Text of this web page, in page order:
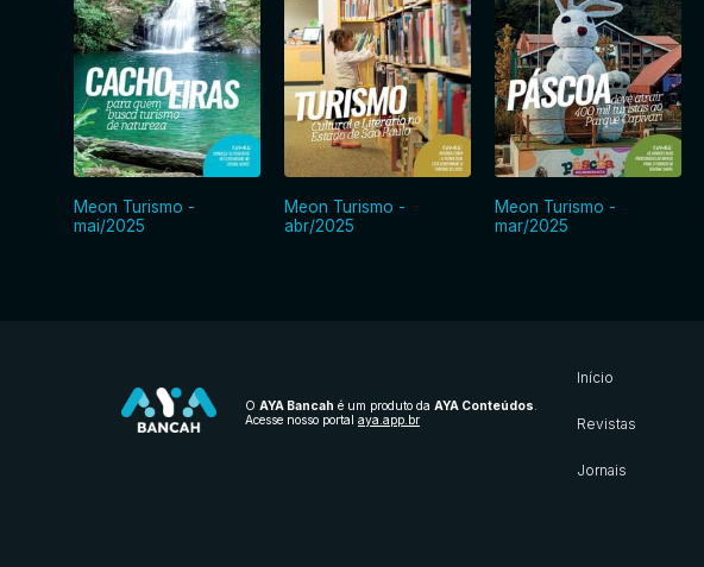
Meon Turismo -
mai/2025
Meon Turismo -
abr/2025
Meon Turismo -
mar/2025
O AYA Bancah é um produto da AYA Conteúdos
Acesse nosso portal aya.app.br
Início
Revistas
Jornais